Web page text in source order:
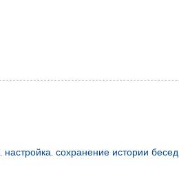
, настройка, сохранение истории бесед